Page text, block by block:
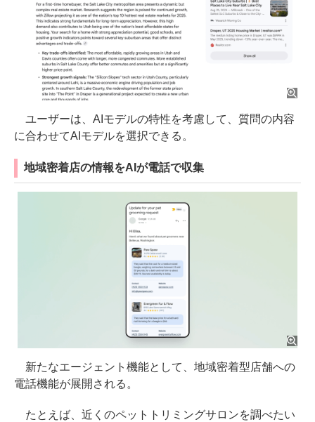
ユーザーは、AIモデルの特性を考慮して、質問の内容
に合わせてAIモデルを選択できる。
地域密着店の情報をAIが電話で収集
新たなエージェント機能として、地域密着型店舗への
電話機能が展開される。
たとえば、近くのペットトリミングサロンを調べたい